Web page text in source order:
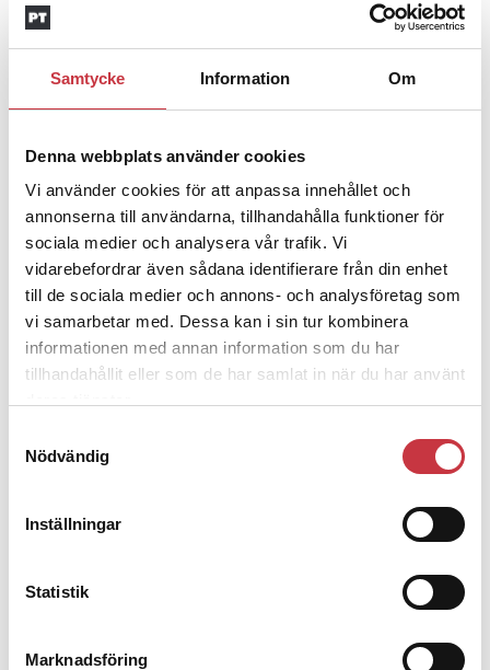
Samtycke Information Om
Denna webbplats använder cookies
Vi använder cookies för att anpassa innehållet och
annonserna till användarna, tillhandahålla funktioner för
sociala medier och analysera vår trafik. Vi
vidarebefordrar även sådana identifierare från din enhet
till de sociala medier och annons- och analysföretag som
vi samarbetar med. Dessa kan i sin tur kombinera
informationen med annan information som du har
tillhandahållit eller som de har samlat in när du har använt
Nödvändig
Inställningar
Statistik
Marknadsföring
Snart 20 år i tjänst
att rättas till”
Det är inte evidenskrav som